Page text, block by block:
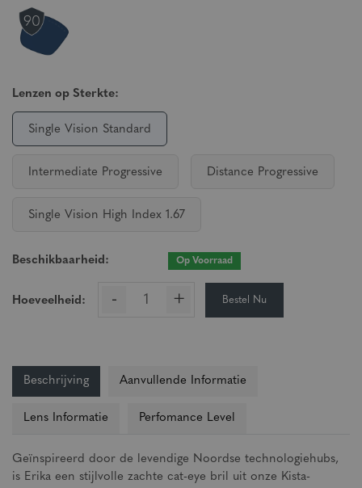
Lenzen op Sterkte:
Single Vision Standard
Intermediate Progressive Distance Progressive
Single Vision High Index 1.67
Beschikbaarheid: Op Voorraad
Hoeveelheid: - + Bestel Nu
Beschrijving Aanvullende Informatie
Lens Informatie Perfomance Level
Geïnspireerd door de levendige Noordse technologiehubs,
is Erika een stijlvolle zachte cat-eye bril uit onze Kista-